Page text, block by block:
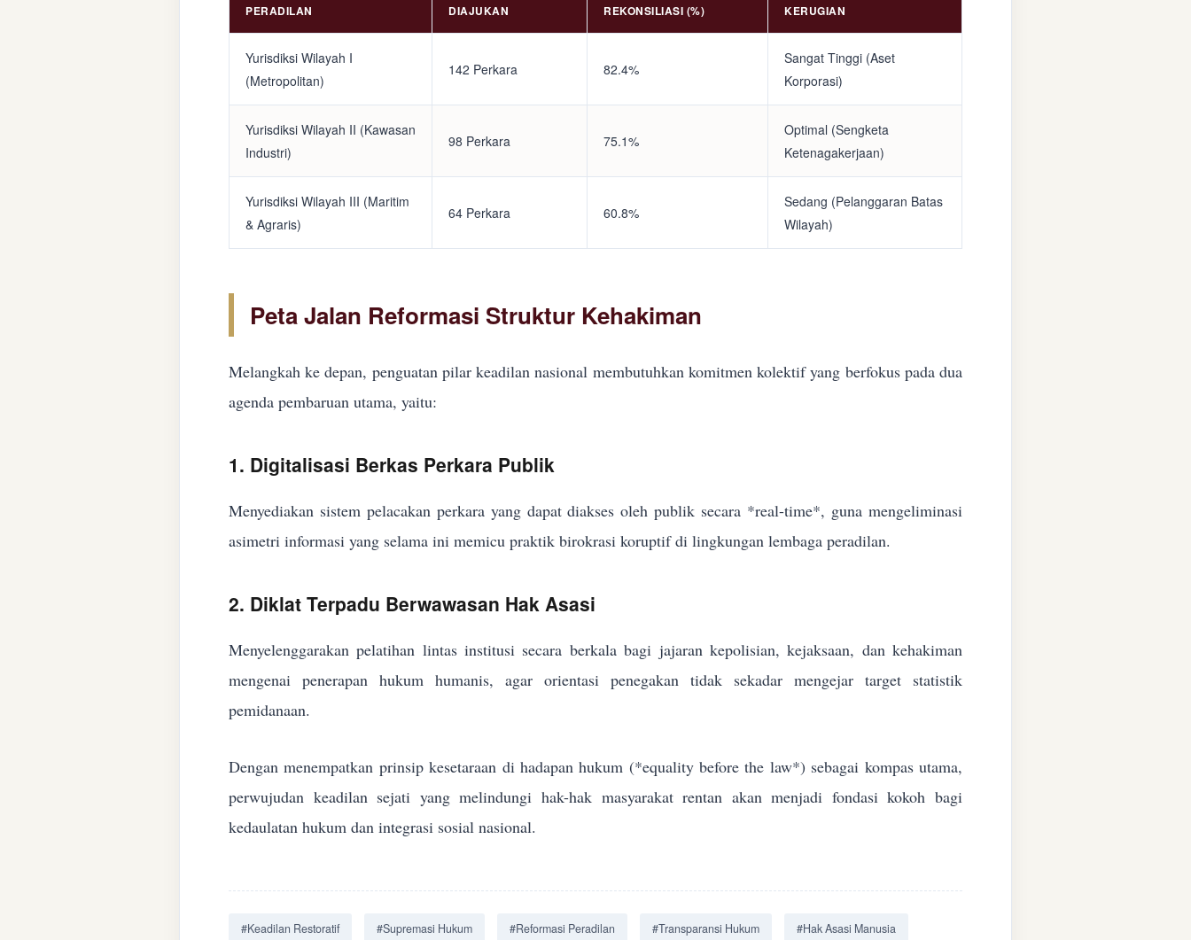
PERADILAN
DIAJUKAN
REKONSILIASI (%)
KERUGIAN
Yurisdiksi Wilayah I
(Metropolitan)
142 Perkara 82.4%
Sangat Tinggi (Aset
Korporasi)
Yurisdiksi Wilayah II (Kawasan
Industri)
98 Perkara 75.1%
Optimal (Sengketa
Ketenagakerjaan)
Yurisdiksi Wilayah III (Maritim
& Agraris)
64 Perkara 60.8%
Sedang (Pelanggaran Batas
Wilayah)
Peta Jalan Reformasi Struktur Kehakiman
Melangkah ke depan, penguatan pilar keadilan nasional membutuhkan komitmen kolektif yang berfokus pada dua
agenda pembaruan utama, yaitu:
1. Digitalisasi Berkas Perkara Publik
Menyediakan sistem pelacakan perkara yang dapat diakses oleh publik secara *real-time*, guna mengeliminasi
asimetri informasi yang selama ini memicu praktik birokrasi koruptif di lingkungan lembaga peradilan.
2. Diklat Terpadu Berwawasan Hak Asasi
Menyelenggarakan pelatihan lintas institusi secara berkala bagi jajaran kepolisian, kejaksaan, dan kehakiman
mengenai penerapan hukum humanis, agar orientasi penegakan tidak sekadar mengejar target statistik
pemidanaan.
Dengan menempatkan prinsip kesetaraan di hadapan hukum (*equality before the law*) sebagai kompas utama,
perwujudan keadilan sejati yang melindungi hak-hak masyarakat rentan akan menjadi fondasi kokoh bagi
kedaulatan hukum dan integrasi sosial nasional.
#Keadilan Restoratif #Supremasi Hukum #Reformasi Peradilan #Transparansi Hukum #Hak Asasi Manusia